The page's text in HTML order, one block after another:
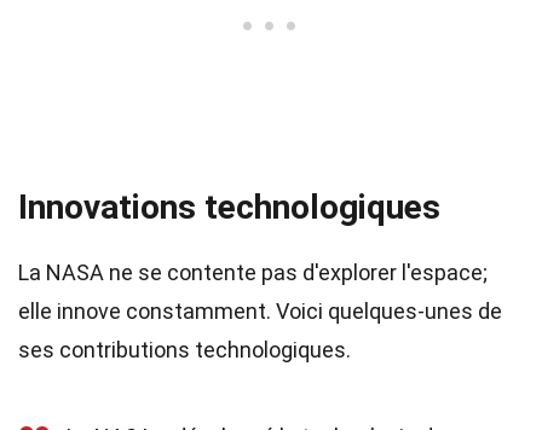
Innovations technologiques
La NASA ne se contente pas d'explorer l'espace;
elle innove constamment. Voici quelques-unes de
ses contributions technologiques.